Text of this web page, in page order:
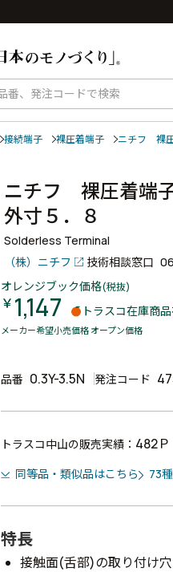
接続端子 裸圧着端子 ニチフ 裸圧
ニチフ 裸圧着端
外寸５．８
Solderless Terminal
（株）ニチフ
技術相談窓口
オレンジブック価格(税抜)
￥ 1,147 トラスコ在庫商品
メーカー希望小売価格 オープン価格
品番 0.3Y-3.5N 発注コード
トラスコ中山の販売実績： 482Ｐ
同等品・類似品はこちら 73
特長
接触面(舌部)の取り付け